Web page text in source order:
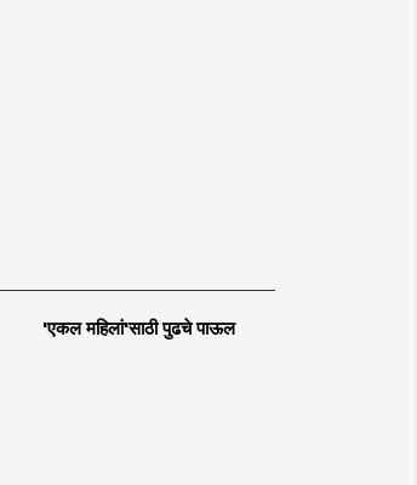
'एकल महिलां'साठी पुढचे पाऊल